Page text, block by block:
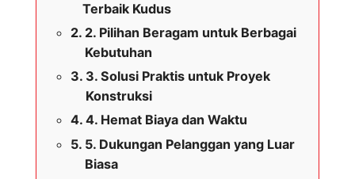
Terbaik Kudus
2. Pilihan Beragam untuk Berbagai
Kebutuhan
3. Solusi Praktis untuk Proyek
Konstruksi
4. Hemat Biaya dan Waktu
5. Dukungan Pelanggan yang Luar
Biasa